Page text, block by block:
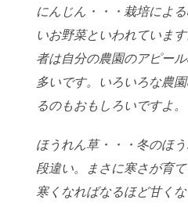
にんじん・・・栽培によ
いお野菜といわれています
者は自分の農園のアピー
多いです。いろいろな農
るのもおもしろいですよ。
ほうれん草・・・冬のほ
段違い。まさに寒さが育て
寒くなればなるほど甘く